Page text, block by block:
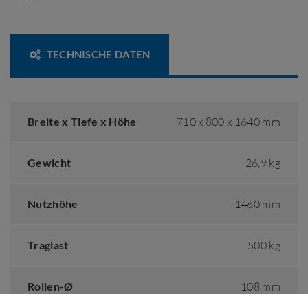
TECHNISCHE DATEN
Breite x Tiefe x Höhe 710 x 800 x 1640 mm
Gewicht 26,9 kg
Nutzhöhe 1460 mm
Traglast 500 kg
Rollen-Ø 108 mm